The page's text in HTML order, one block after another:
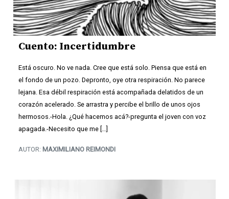
Cuento: Incertidumbre
Está oscuro. No ve nada. Cree que está solo. Piensa que está en
el fondo de un pozo. Depronto, oye otra respiración. No parece
lejana. Esa débil respiración está acompañada delatidos de un
corazón acelerado. Se arrastra y percibe el brillo de unos ojos
hermosos.-Hola. ¿Qué hacemos acá?-pregunta el joven con voz
apagada.-Necesito que me […]
AUTOR: MAXIMILIANO REIMONDI